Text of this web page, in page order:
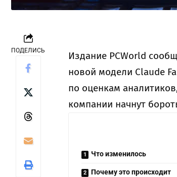
ПОДЕЛИСЬ
Издание PCWorld
новой модели Claude
по оценкам
компании начнут
Что изменилось
Почему это происходит